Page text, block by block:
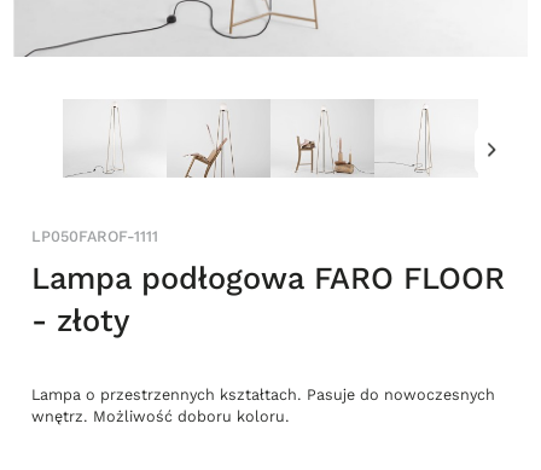
LP050FAROF-1111
Lampa podłogowa FARO FLOOR
- złoty
Lampa o przestrzennych kształtach. Pasuje do nowoczesnych
wnętrz. Możliwość doboru koloru.